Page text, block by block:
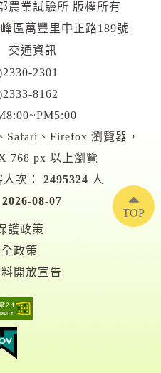
農業試驗所 版權所有
區萬豐里中正路189號
交通資訊
2301
8162
Safari、Firefox 瀏覽器，
768 px 以上瀏覽
次：
2495324 人
2026-08-07
護政策
政策
開放宣告
TOP